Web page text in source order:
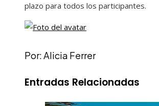
plazo para todos los participantes.
Por: Alicia Ferrer
Entradas Relacionadas